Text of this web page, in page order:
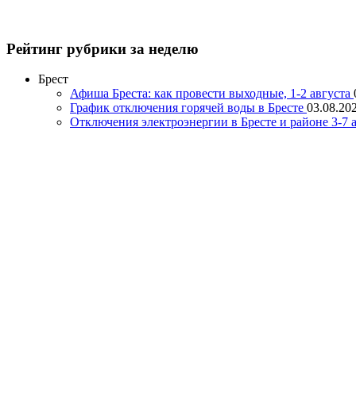
Рейтинг рубрики за неделю
Брест
Афиша Бреста: как провести выходные, 1-2 августа
График отключения горячей воды в Бресте
Отключения электроэнергии в Бресте и районе 3-7